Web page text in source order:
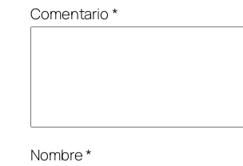
Comentario*
Nombre*